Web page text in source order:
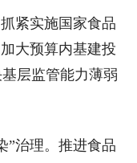
紧实施国家食品
大预算内基建投
层监管能力薄弱
”治理。推进食品